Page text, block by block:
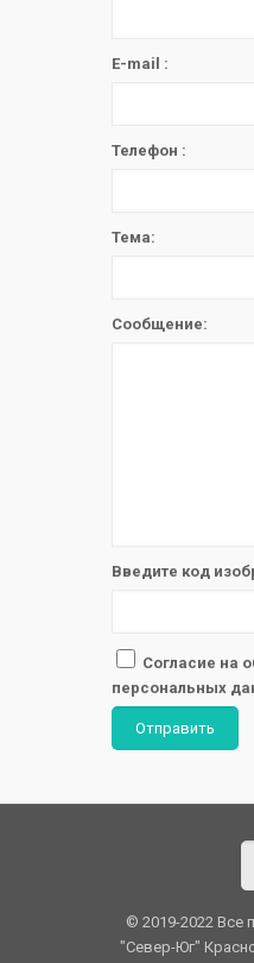
E-mail :
Телефон :
Тема:
Сообщение:
Введите код
Согласие на
персональных
Отправить
© 2019-2022 Все
"Север-Юг"